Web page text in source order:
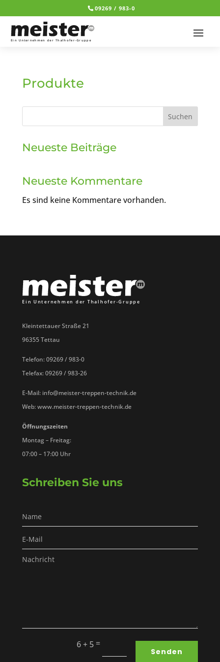
09269 / 983-0
Produkte
Suchen
Neueste Beiträge
Neueste Kommentare
Es sind keine Kommentare vorhanden.
Kleintettauer Straße 21
96355 Tettau
Telefon: 09269 / 983-0
Telefax: 09269 / 983-26
E-Mail: info@meister-treppen-technik.de
Web: www.meister-treppen-technik.de
Öffnungszeiten
Montag – Freitag:
07:00 – 17:00 Uhr
Schreiben Sie uns
6 + 5 =
Senden